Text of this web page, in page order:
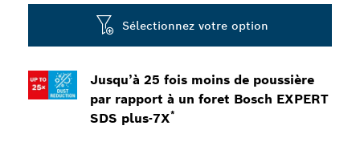
Jusqu’à 25 fois moins de poussière
par rapport à un foret Bosch EXPERT
SDS plus-7X*
Sélectionnez votre option